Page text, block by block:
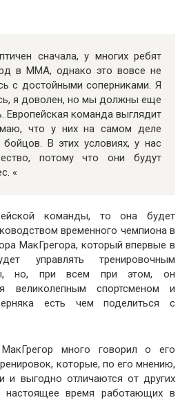
сначала, у многих ребят
в ММА, однако это вовсе не
с достойными соперниками. Я
я доволен, но мы должны еще
Европейская команда выглядит
что у них на самом деле
В этих условиях, у нас
потому что они будут
«
команды, то она будет
временного чемпиона в
МакГрегора, который впервые в
управлять тренировочным
но, при всем при этом, он
великолепным спортсменом и
есть чем поделиться с
много говорил о его
которые, по его мнению,
и выгодно отличаются от других
настоящее время работающих в